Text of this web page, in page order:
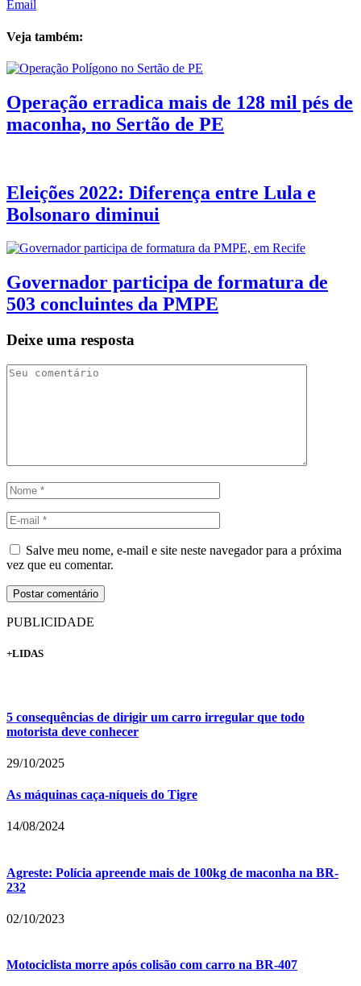
Email
Veja também:
Operação erradica mais de 128 mil pés de
maconha, no Sertão de PE
Eleições 2022: Diferença entre Lula e
Bolsonaro diminui
Governador participa de formatura de
503 concluintes da PMPE
Deixe uma resposta
Salve meu nome, e-mail e site neste navegador para a próxima
vez que eu comentar.
PUBLICIDADE
+LIDAS
5 consequências de dirigir um carro irregular que todo
motorista deve conhecer
29/10/2025
As máquinas caça-níqueis do Tigre
14/08/2024
Agreste: Polícia apreende mais de 100kg de maconha na BR-
232
02/10/2023
Motociclista morre após colisão com carro na BR-407